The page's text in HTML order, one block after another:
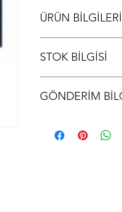
ÜRÜN BİLGİLERİ
Değişimi
STOK BİLGİSİ
GÖNDERİM
kodu iletilir.